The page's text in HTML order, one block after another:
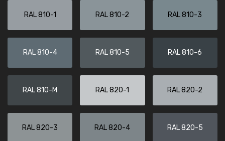
RAL 810-1 RAL 810-2 RAL 810-3
RAL 810-4 RAL 810-5 RAL 810-6
RAL 810-M RAL 820-1 RAL 820-2
RAL 820-3 RAL 820-4 RAL 820-5